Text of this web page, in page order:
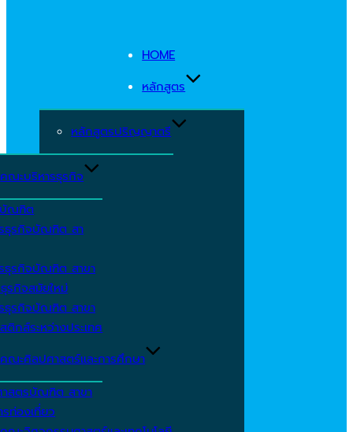
HOME
หลักสูตร
หลักสูตรปริญญาตรี
คณะบริหารธุรกิจ
ณฑิต
ธุรกิจบัณฑิต สา
ธุรกิจบัณฑิต สาขา
รกิจสมัยใหม่
ธุรกิจบัณฑิต สาขา
ติกส์ระหว่างประเทศ
คณะศิลปศาสตร์และการศึกษา
สตรบัณฑิต สาขา
ท่องเที่ยว